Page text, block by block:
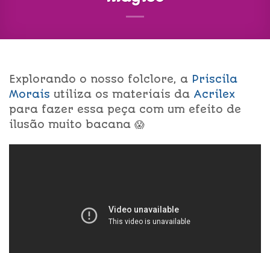
Explorando o nosso folclore, a Priscila
Morais utiliza os materiais da Acrilex
para fazer essa peça com um efeito de
ilusão muito bacana 😱